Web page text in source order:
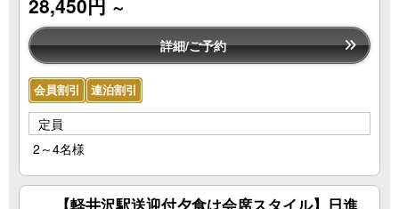
～
詳細/ご予約
会員割引 連泊割引
定員
2～4名様
【軽井沢駅送迎付夕食は会席スタイル】日進